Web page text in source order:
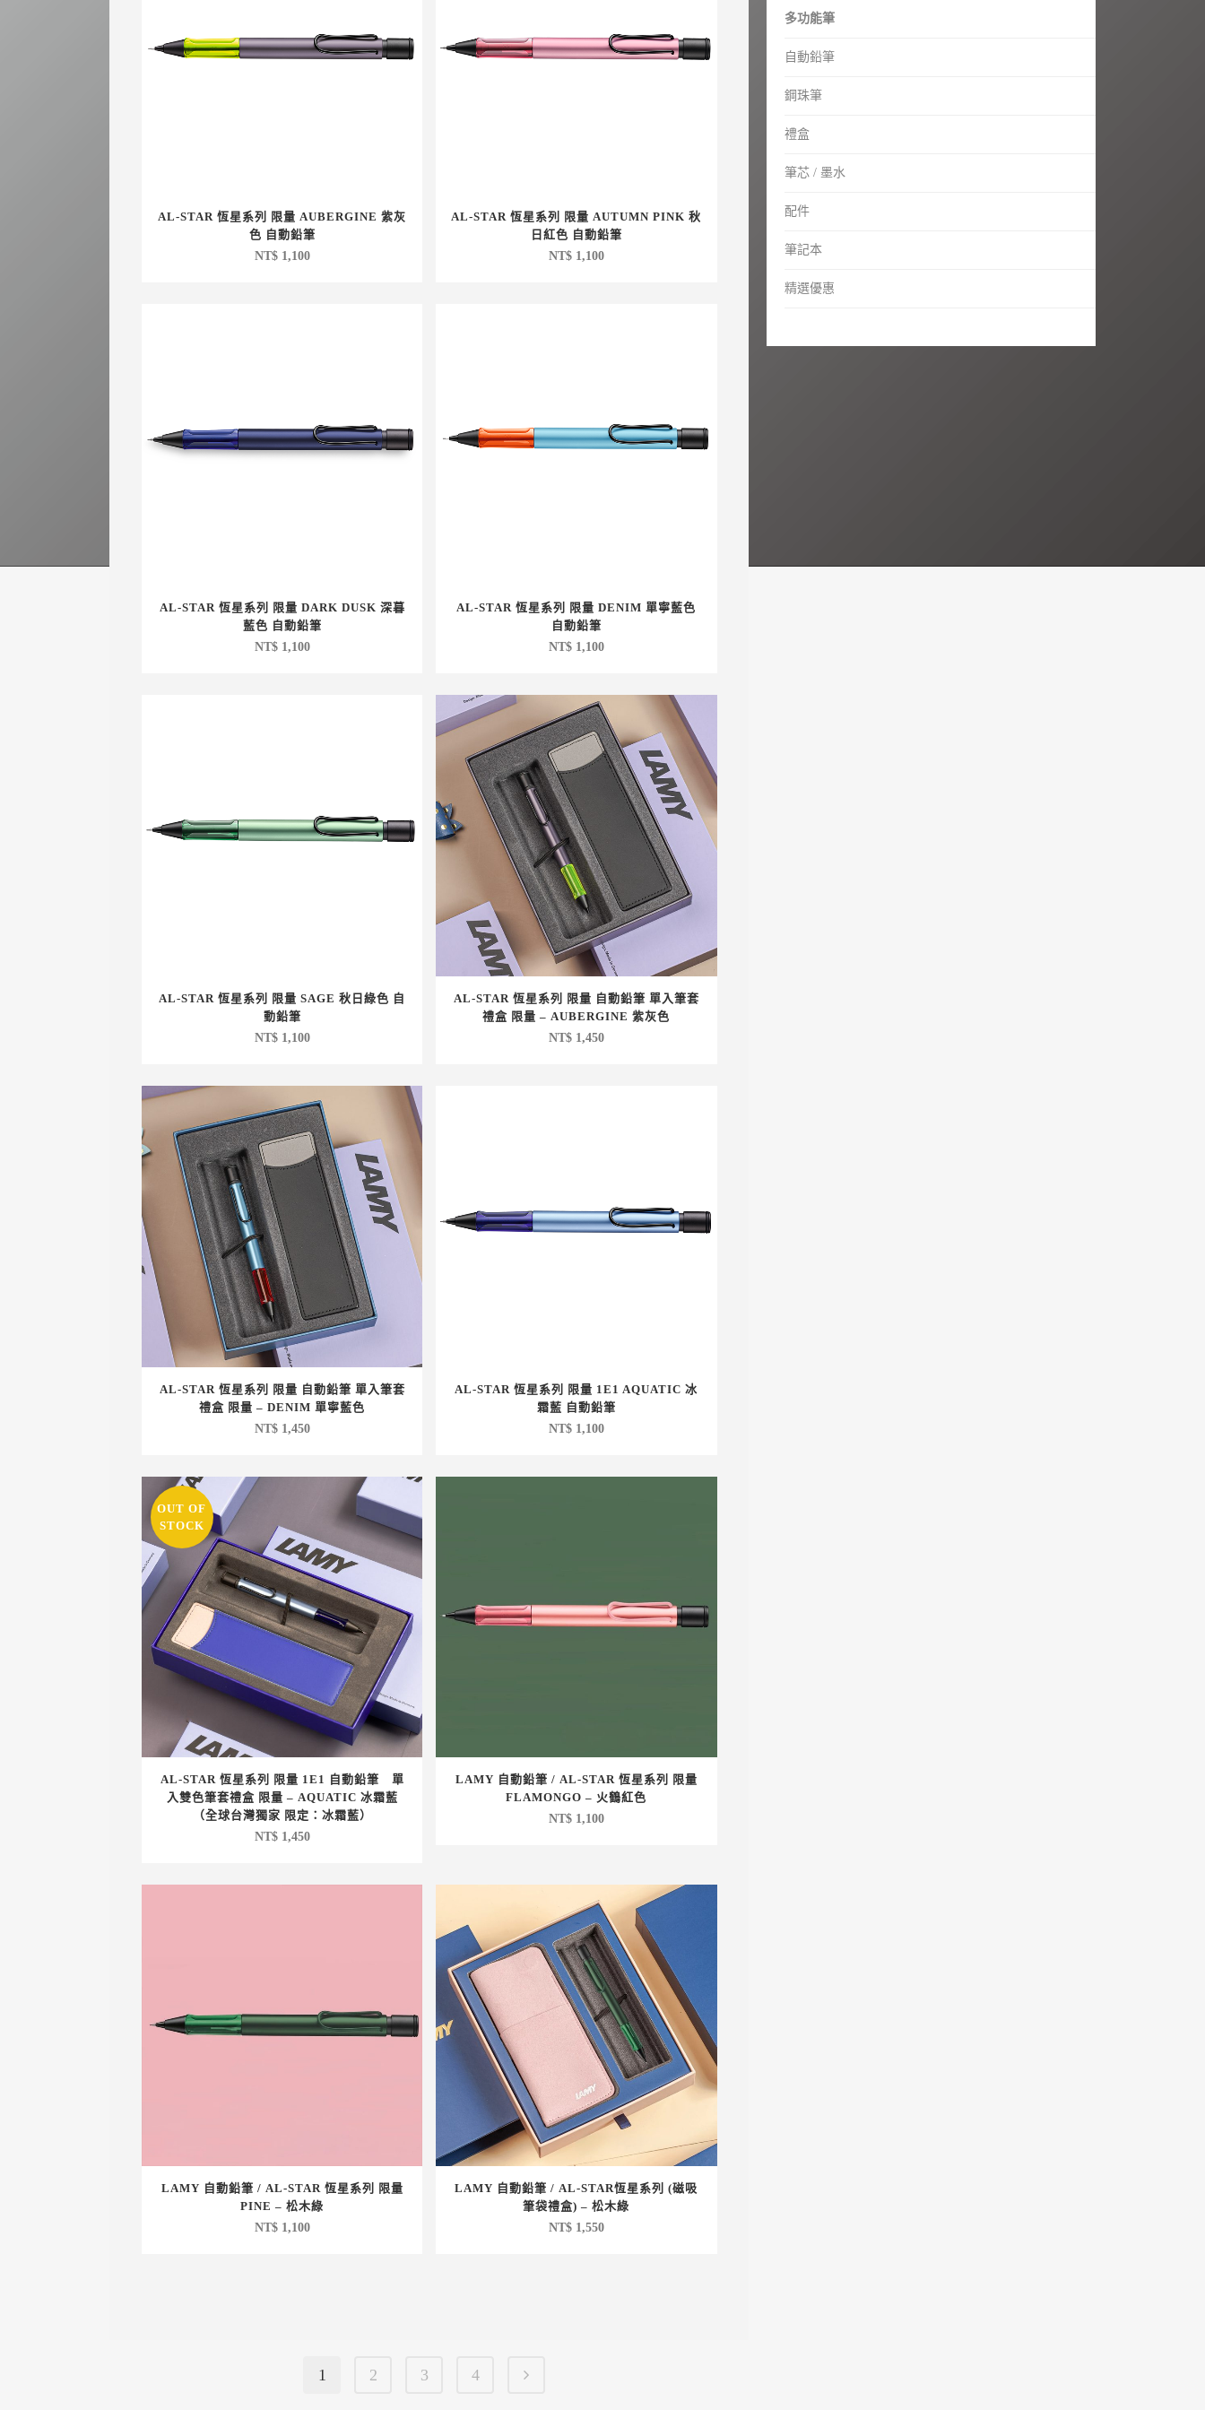
AL-STAR 恆星系列 限量 AUBERGINE 紫灰
色 自動鉛筆
NT$1,100
AL-STAR 恆星系列 限量 AUTUMN PINK 秋
日紅色 自動鉛筆
NT$1,100
AL-STAR 恆星系列 限量 DARK DUSK 深暮
藍色 自動鉛筆
NT$1,100
AL-STAR 恆星系列 限量 DENIM 單寧藍色
自動鉛筆
NT$1,100
AL-STAR 恆星系列 限量 SAGE 秋日綠色 自
動鉛筆
NT$1,100
AL-STAR 恆星系列 限量 自動鉛筆 單入筆套
禮盒 限量 – AUBERGINE 紫灰色
NT$1,450
AL-STAR 恆星系列 限量 自動鉛筆 單入筆套
禮盒 限量 – DENIM 單寧藍色
NT$1,450
AL-STAR 恆星系列 限量 1E1 AQUATIC 冰
霜藍 自動鉛筆
NT$1,100
OUT OF
STOCK
AL-STAR 恆星系列 限量 1E1 自動鉛筆 單
入雙色筆套禮盒 限量 – AQUATIC 冰霜藍
（全球台灣獨家 限定：冰霜藍）
NT$1,450
LAMY 自動鉛筆 / AL-STAR 恆星系列 限量
FLAMONGO – 火鶴紅色
NT$1,100
LAMY 自動鉛筆 / AL-STAR 恆星系列 限量
PINE – 松木綠
NT$1,100
LAMY 自動鉛筆 / AL-STAR恆星系列 (磁吸
筆袋禮盒) – 松木綠
NT$1,550
1 2 3 4
多功能筆
自動鉛筆
鋼珠筆
禮盒
筆芯 / 墨水
配件
筆記本
精選優惠